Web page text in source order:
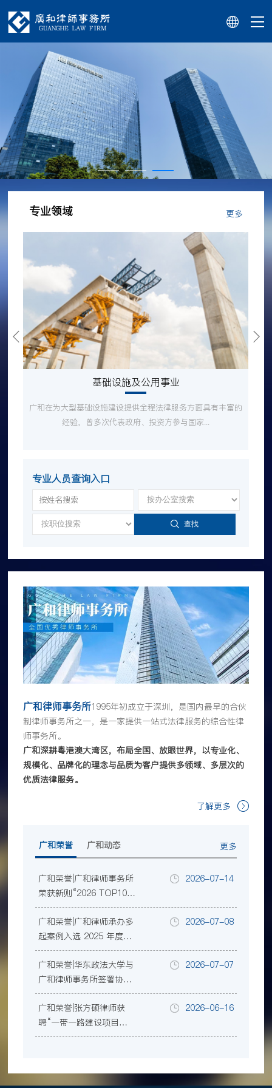
专业领域 更多
基础设施及公用事业
广和在为大型基础设施建设提供全程法律服务方面具有丰富的
经验，曾多次代表政府、投资方参与国家...
专业人员查询入口
查找
广和律师事务所1995年初成立于深圳，是国内最早的合伙
制律师事务所之一，是一家提供一站式法律服务的综合性律
师事务所。
广和深耕粤港澳大湾区，布局全国、放眼世界，以专业化、
规模化、品牌化的理念与品质为客户提供多领域、多层次的
优质法律服务。
了解更多
广和荣誉 广和动态 更多
广和荣誉|广和律师事务所
荣获新则“2026 TOP100
规模律所榜”等三项行业
大奖
2026-07-14
广和荣誉|广和律师承办多
起案例入选 2025 年度深
圳律师业务参考案例
2026-07-08
广和荣誉|华东政法大学与
广和律师事务所签署协
议，共建涉外法治人才协
同培养暨教学实践基地
2026-07-07
广和荣誉|张方硕律师获
聘“一带一路建设项目争
议评审中心”首批首席争
2026-06-16